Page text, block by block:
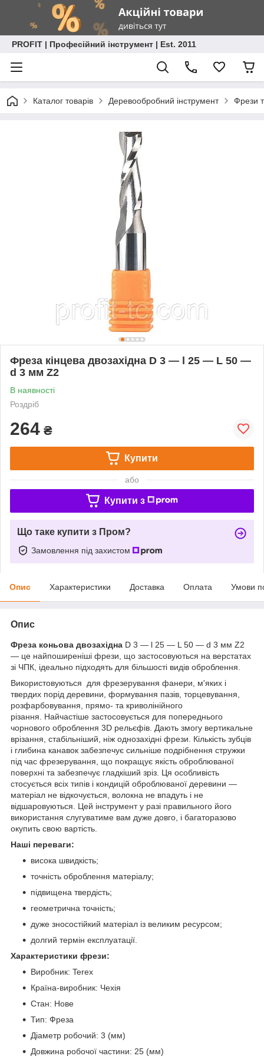
PROFIT | Професійний інструмент | Est. 2011
Каталог товарів Деревообробний інструмент Фрези
Фреза кінцева двозахідна D 3 — l 25 — L 50 —
d 3 мм Z2
В наявності
Роздріб
264 ₴
Купити
або
Купити з
Що таке купити з Пром?
Замовлення під захистом
Опис Характеристики Доставка Оплата Умови
Опис
Фреза коньова двозахідна D 3 — l 25 — L 50 — d 3 мм Z2
— це найпоширеніші фрези, що застосовуються на верстатах
зі ЧПК, ідеально підходять для більшості видів оброблення.
Використовуються для фрезерування фанери, м'яких і
твердих порід деревини, формування пазів, торцевування,
розфарбовування, прямо- та криволінійного
різання. Найчастіше застосовується для попереднього
чорнового оброблення 3D рельєфів. Дають змогу вертикальне
врізання, стабільніший, ніж однозахідні фрези. Кількість зубців
і глибина канавок забезпечує сильніше подрібнення стружки
під час фрезерування, що покращує якість оброблюваної
поверхні та забезпечує гладкіший зріз. Ця особливість
стосується всіх типів і кондицій оброблюваної деревини —
матеріал не відкочується, волокна не впадуть і не
відшаровуються. Цей інструмент у разі правильного його
використання слугуватиме вам дуже довго, і багаторазово
окупить свою вартість.
Наші переваги:
висока швидкість;
точність оброблення матеріалу;
підвищена твердість;
геометрична точність;
дуже зносостійкий матеріал із великим ресурсом;
долгий термін експлуатації.
Характеристики фрези:
Виробник: Terex
Країна-виробник: Чехія
Стан: Нове
Тип: Фреза
Діаметр робочий: 3 (мм)
Довжина робочої частини: 25 (мм)